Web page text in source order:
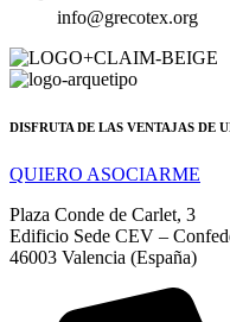
info@grecotex.org
DISFRUTA DE LAS VENTAJAS DE
QUIERO ASOCIARME
Plaza Conde de Carlet, 3
Edificio Sede CEV –
46003 Valencia (España)